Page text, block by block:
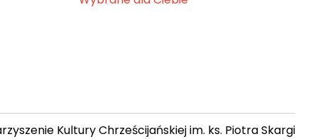
Kultury Chrześcijańskiej im. ks. Piotra Skargi